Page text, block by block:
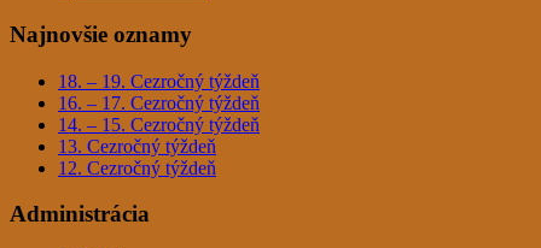
Najnovšie oznamy
18. – 19. Cezročný týždeň
16. – 17. Cezročný týždeň
14. – 15. Cezročný týždeň
13. Cezročný týždeň
12. Cezročný týždeň
Administrácia